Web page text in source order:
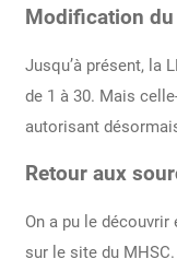
Modification
Jusqu’à présent, la
de 1 à 30. Mais
autorisant
Retour aux
On a pu le découvrir
sur le site du